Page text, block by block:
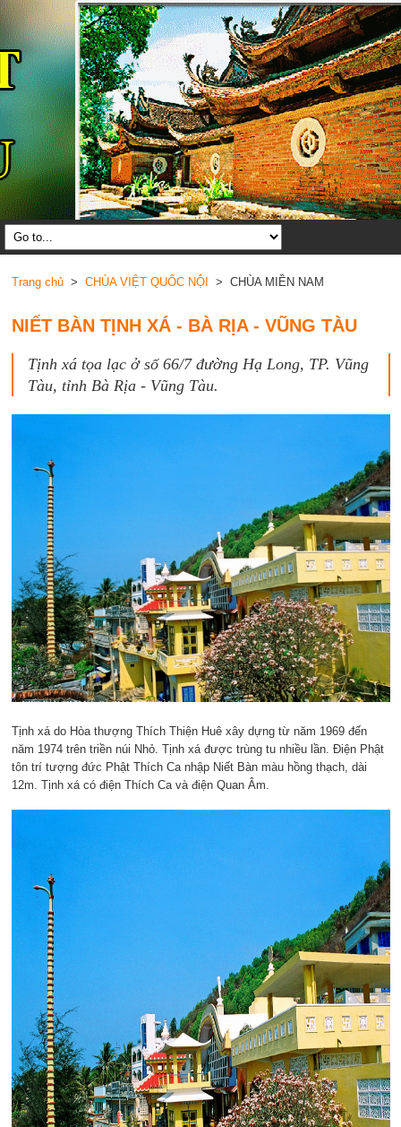
Trang chủ> CHÙA VIỆT QUỐC NỘI > CHÙA MIỀN NAM
NIẾT BÀN TỊNH XÁ - BÀ RỊA - VŨNG TÀU
Tịnh xá tọa lạc ở số 66/7 đường Hạ Long, TP. Vũng
Tàu, tỉnh Bà Rịa - Vũng Tàu.
Tịnh xá do Hòa thượng Thích Thiện Huê xây dựng từ năm 1969 đến
năm 1974 trên triền núi Nhỏ. Tịnh xá được trùng tu nhiều lần. Điện Phật
tôn trí tượng đức Phật Thích Ca nhập Niết Bàn màu hồng thạch, dài
12m. Tịnh xá có điện Thích Ca và điện Quan Âm.